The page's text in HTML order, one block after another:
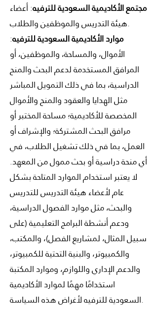
مجتمع الأكاديمية السعودية للترفيه: أعضاء
هيئة التدريس والموظفين والطلاب.
موارد الأكاديمية السعودية للترفيه:
الأموال، والمساحة، والموظفين، أو
المرافق المستخدمة لدعم البحث والمنح
الدراسية، بما في ذلك التمويل المباشر
مثل الهدايا والعقود والمنح والأموال
المخصصة للأكاديمية؛ مساحة المختبر أو
مرافق البحث المشتركة؛ والإشراف أو
العمل، بما في ذلك تشغيل الطلاب، في
أي منحة دراسية أو بحث ممول من المعهد.
لا يعتبر استخدام الموارد المتاحة بشكل
عام لأعضاء هيئة التدريس للتدريس
والبحث، مثل موارد الفصول الدراسية،
ودعم أنشطة البرامج التعليمية (على
سبيل المثال، لمشاريع الفصل)، والمكتب،
والكمبيوتر، والبنية التحتية للكمبيوتر،
والدعم الإداري واللوازم، وموارد المكتبة
استخدامًا مهمًا لموارد الأكاديمية
السعودية للترفيه لأغراض هذه السياسة.